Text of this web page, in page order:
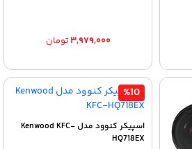
۳,۹۷۹,۰۰۰تومان
%10
اسپیکر کنوود مدل Kenwood KFC-
HQ718EX